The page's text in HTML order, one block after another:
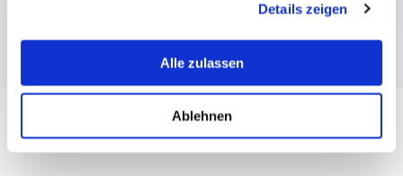
erklären Ihnen genau, was eine Datenübermittlung in die
USA bedeuten kann.
Details zeigen
Alle zulassen
Ablehnen